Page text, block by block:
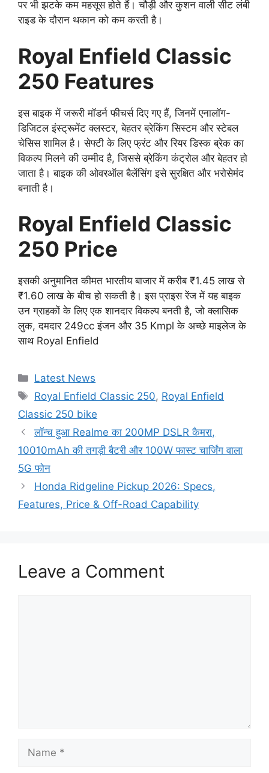
पर भी झटके कम महसूस होते हैं। चौड़ी और कुशन वाली सीट लंबी
राइड के दौरान थकान को कम करती है।
Royal Enfield Classic
250 Features
इस बाइक में जरूरी मॉडर्न फीचर्स दिए गए हैं, जिनमें एनालॉग-
डिजिटल इंस्ट्रूमेंट क्लस्टर, बेहतर ब्रेकिंग सिस्टम और स्टेबल
चेसिस शामिल है। सेफ्टी के लिए फ्रंट और रियर डिस्क ब्रेक का
विकल्प मिलने की उम्मीद है, जिससे ब्रेकिंग कंट्रोल और बेहतर हो
जाता है। बाइक की ओवरऑल बैलेंसिंग इसे सुरक्षित और भरोसेमंद
बनाती है।
Royal Enfield Classic
250 Price
इसकी अनुमानित कीमत भारतीय बाजार में करीब ₹1.45 लाख से
₹1.60 लाख के बीच हो सकती है। इस प्राइस रेंज में यह बाइक
उन ग्राहकों के लिए एक शानदार विकल्प बनती है, जो क्लासिक
लुक, दमदार 249cc इंजन और 35 Kmpl के अच्छे माइलेज के
साथ Royal Enfield
Categories
Latest News
Tags
Royal Enfield Classic 250, Royal Enfield
Classic 250 bike
लॉन्च हुआ Realme का 200MP DSLR कैमरा,
10010mAh की तगड़ी बैटरी और 100W फास्ट चार्जिंग वाला
5G फोन
Honda Ridgeline Pickup 2026: Specs,
Features, Price & Off-Road Capability
Leave a Comment
Name